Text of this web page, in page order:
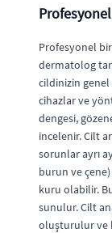
Profesyonel
Profesyonel
dermatolog
cildinizin
cihazlar ve
dengesi,
incelenir. Cilt
sorunlar ayrı
burun ve
kuru olabilir.
sunulur. Cilt
oluşturulur ve